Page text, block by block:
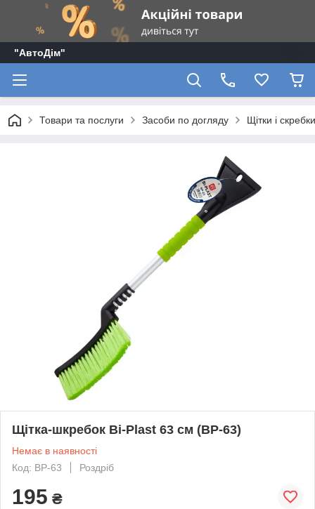
"АвтоДім"
Товари та послуги Засоби по догляду Щітки і скребки
Щітка-шкребок Bi-Plast 63 см (ВР-63)
Немає в наявності
Код: ВР-63
Роздріб
195 ₴